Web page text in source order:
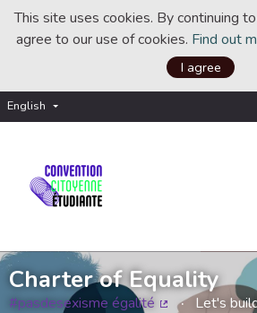
This site uses cookies. By continuing
agree to our use of cookies. Find out
I agree
English Choisir la langue
Charter of Equality
#pasdesexisme égalité
Let's